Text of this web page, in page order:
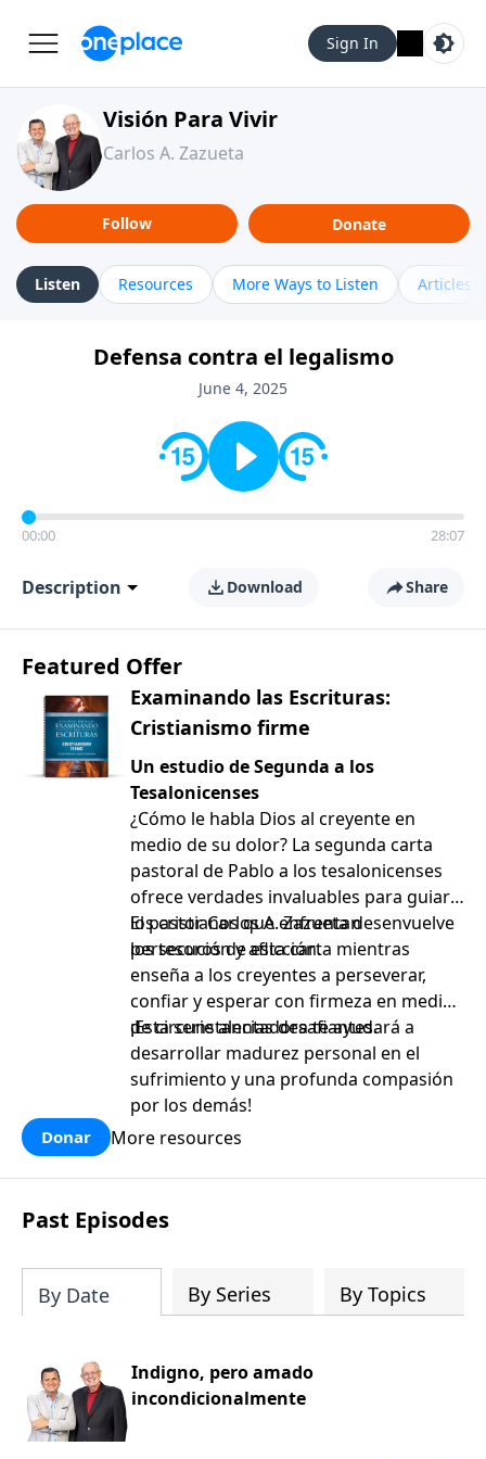
Sign In
Visión Para Vivir
Carlos A. Zazueta
Follow Donate
Listen Resources More Ways to Listen Articles
Defensa contra el legalismo
June 4, 2025
00:00 28:07
Description Download Share
Featured Offer
Examinando las Escrituras:
Cristianismo firme
Un estudio de Segunda a los
Tesalonicenses
¿Cómo le habla Dios al creyente en
medio de su dolor? La segunda carta
pastoral de Pablo a los tesalonicenses
ofrece verdades invaluables para guiar a
los cristianos que enfrentan
persecución y aflicción.
El pastor Carlos A. Zazueta desenvuelve
los tesoros de esta carta mientras
enseña a los creyentes a perseverar,
confiar y esperar con firmeza en medio
de circunstancias desafiantes.
¡Esta serie alentadora te ayudará a
desarrollar madurez personal en el
sufrimiento y una profunda compasión
por los demás!
Donar More resources
Past Episodes
By Date By Series By Topics
Indigno, pero amado
incondicionalmente